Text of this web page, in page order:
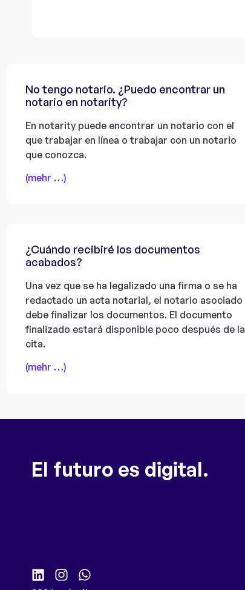
No tengo notario. ¿Puedo encontrar un
notario en notarity?
En notarity puede encontrar un notario con el
que trabajar en línea o trabajar con un notario
que conozca.
(mehr …)
¿Cuándo recibiré los documentos
acabados?
Una vez que se ha legalizado una firma o se ha
redactado un acta notarial, el notario asociado
debe finalizar los documentos. El documento
finalizado estará disponible poco después de la
cita.
(mehr …)
El futuro es digital.